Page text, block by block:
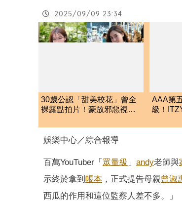
2025/09/09 23:34
30歲公認「甜美校花」曾全
裸露點拍片！豪放邪惡視角
AAA第
級！
娛樂中心／綜合報導
百萬YouTuber「 眾量級 」 andy老師與
示終於拿到 帳本 ，正式提告母親曾淑
西瓜的作用和這位監察人差不多。」